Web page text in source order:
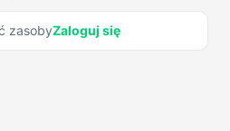
zasobyZaloguj się